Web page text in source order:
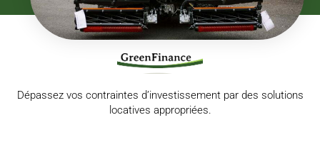
Dépassez vos contraintes d’investissement par des solutions
locatives appropriées.